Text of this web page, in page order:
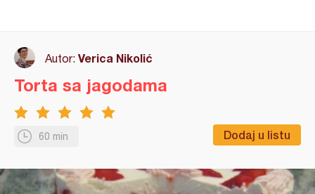
Autor: Verica Nikolić
60 min Dodaj u listu
Torta sa jagodama